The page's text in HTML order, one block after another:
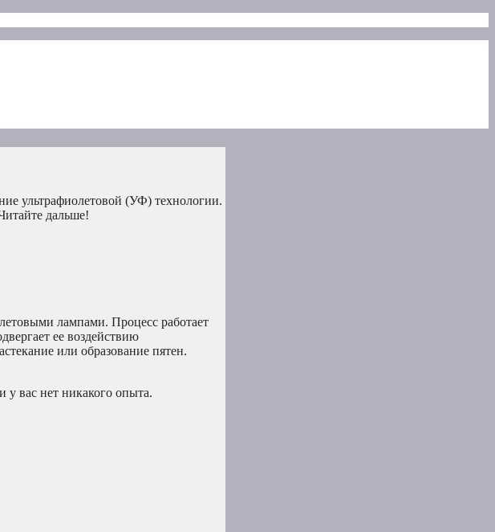
ультрафиолетовой (УФ) технологии.
дальше!
лампами. Процесс работает
ее воздействию
или образование пятен.
у вас нет никакого опыта.